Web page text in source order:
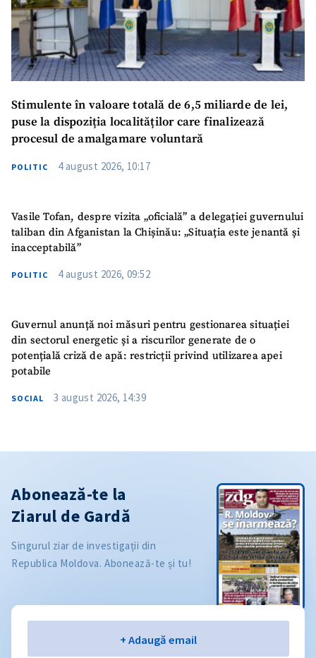
Stimulente în valoare totală de 6,5 miliarde de lei,
puse la dispoziția localităților care finalizează
procesul de amalgamare voluntară
POLITIC 4 august 2026, 10:17
Vasile Tofan, despre vizita „oficială” a delegației guvernului
taliban din Afganistan la Chișinău: „Situația este jenantă și
inacceptabilă”
POLITIC 4 august 2026, 09:52
Guvernul anunță noi măsuri pentru gestionarea situației
din sectorul energetic și a riscurilor generate de o
potențială criză de apă: restricții privind utilizarea apei
potabile
SOCIAL 3 august 2026, 14:39
Abonează-te la
Ziarul de Gardă
Singurul ziar de investigații din
Republica Moldova. Abonează-te și tu!
+ Adaugă email